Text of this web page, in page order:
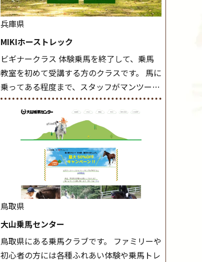
兵庫県
MIKIホーストレック
ビギナークラス 体験乗馬を終了して、乗馬
教室を初めて受講する方のクラスです。 馬に
乗ってある程度まで、スタッフがマンツーマ
ンで指導します。 また、馬に乗るだけでな
く、馬の手入れや馬装（鞍などを装着する）
もこのクラスで把握し、「馬に触れること」
にも慣れていきましょう。 スタートクラス
ビギナークラスで単独で軽速歩(けいはやあ
し)ができるようになったら スタートクラス
へ。 グループレッスンで馬のスピードを調
整しながら 軽速歩・正反撞(せいはんどう)を
学びます。 安定した手綱操作と軽速歩・正反
撞ができるようになれば 駈歩(かけあし)練習
に入ります。 ホップクラス スタートクラス
で常歩(なみあし)や 速歩、駈歩の初歩をマス
鳥取県
大山乗馬センター
鳥取県にある乗馬クラブです。 ファミリーや
初心者の方には各種ふれあい体験や乗馬トレ